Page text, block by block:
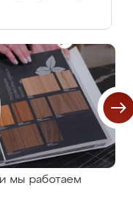
мы работаем